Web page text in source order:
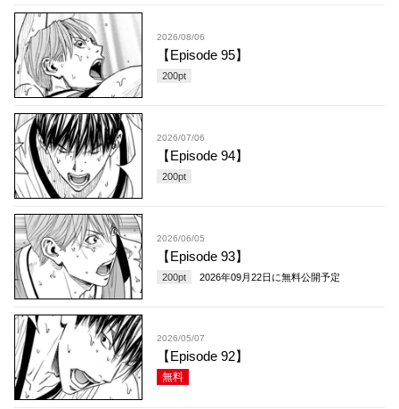
2026/08/06
【Episode 95】
200pt
2026/07/06
【Episode 94】
200pt
2026/06/05
【Episode 93】
200pt 2026年09月22日 に無料公開予定
2026/05/07
【Episode 92】
無料